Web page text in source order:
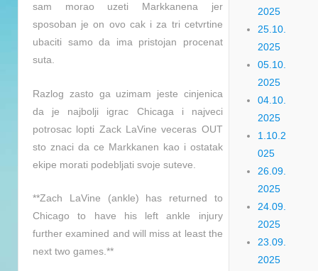
sam morao uzeti Markkanena jer
sposoban je on ovo cak i za tri cetvrtine
ubaciti samo da ima pristojan procenat
suta.
Razlog zasto ga uzimam jeste cinjenica
da je najbolji igrac Chicaga i najveci
potrosac lopti Zack LaVine veceras OUT
sto znaci da ce Markkanen kao i ostatak
ekipe morati podebljati svoje suteve.
**Zach LaVine (ankle) has returned to
Chicago to have his left ankle injury
further examined and will miss at least the
next two games.**
2025
25.10.
2025
05.10.
2025
04.10.
2025
1.10.2
025
26.09.
2025
24.09.
2025
23.09.
2025